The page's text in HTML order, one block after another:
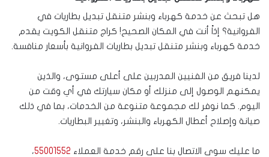
هل تبحث عن خدمة كهرباء وبنشر متنقل تبديل بطاريات في
الفروانية؟ إذاً أنت في المكان الصحيح! كراج متنقل الكويت يقدم
خدمة كهرباء وبنشر متنقل تبديل بطاريات الفروانية بأسعار منافسة.
لدينا فريق من الفنيين المدربين على أعلى مستوى، والذين
يمكنهم الوصول إلى منزلك أو مكان سيارتك في أي وقت من
اليوم. كما نوفر لك مجموعة متنوعة من الخدمات، بما في ذلك
صيانة وإصلاح أعطال الكهرباء والبنشر، وتغيير البطاريات.
ما عليك سوى الاتصال بنا على رقم خدمة العملاء 55001552،